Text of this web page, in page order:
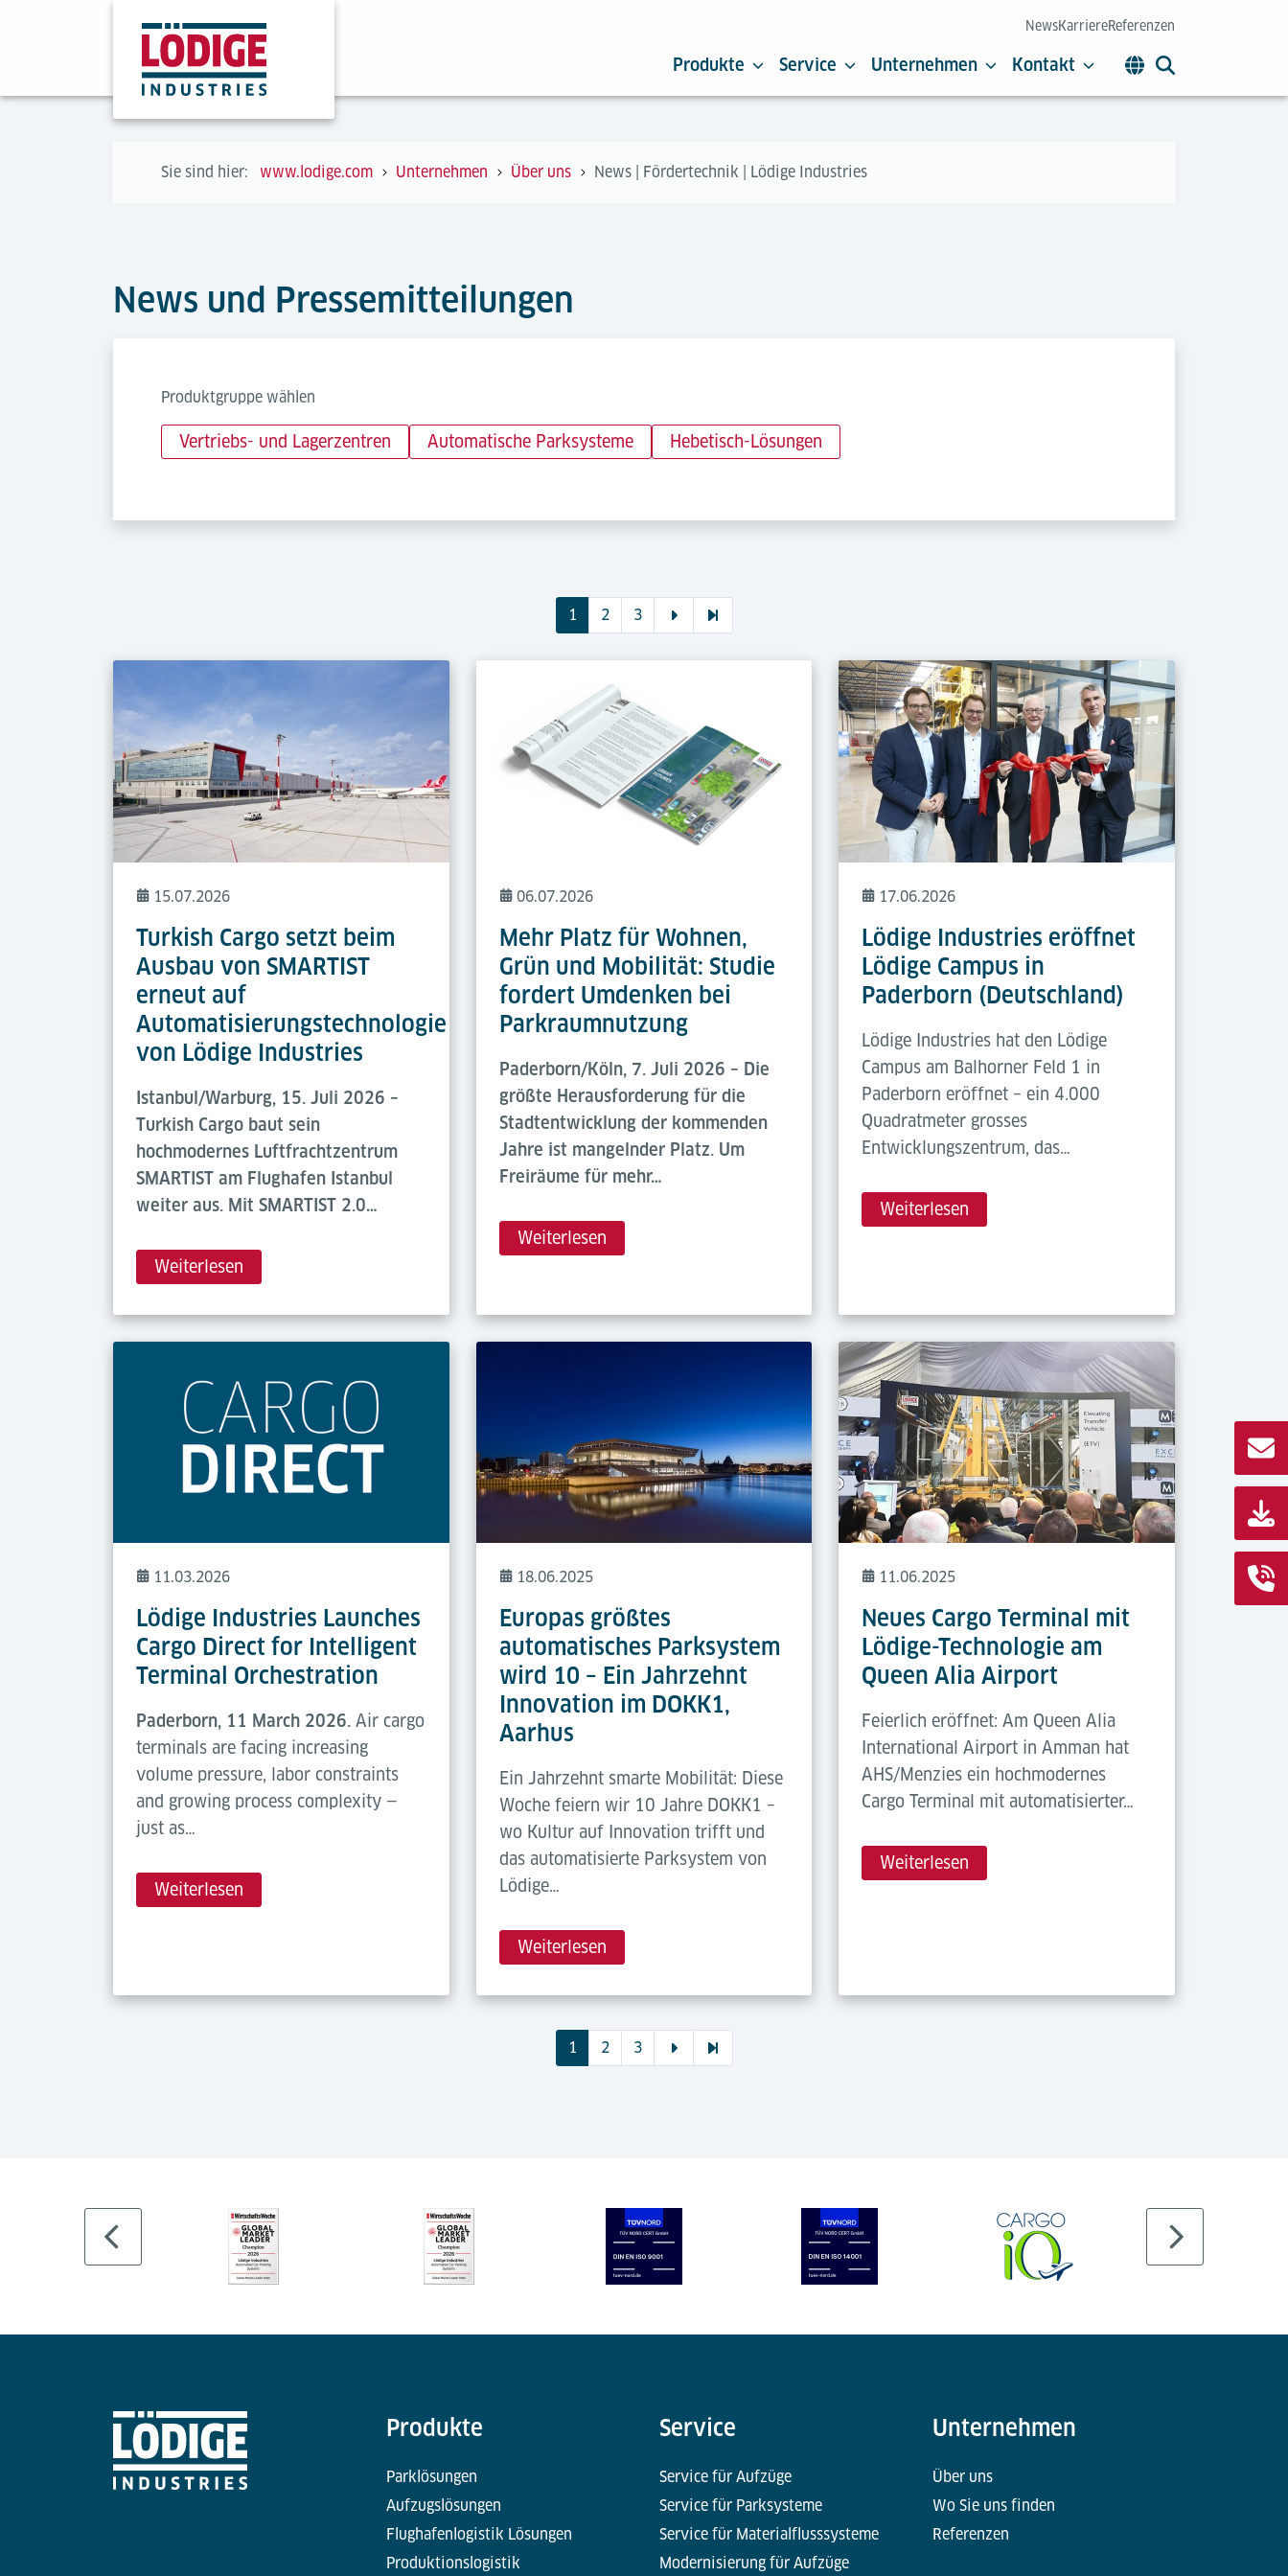
NewsKarriereReferenzen
Produkte Service Unternehmen Kontakt
Sie sind hier: www.lodige.com Unternehmen Über uns News | Fördertechnik | Lödige Industries
News und Pressemitteilungen
Produktgruppe wählen
Vertriebs- und Lagerzentren Automatische Parksysteme Hebetisch-Lösungen
1 2 3
15.07.2026
Turkish Cargo setzt beim
Ausbau von SMARTIST
erneut auf
Automatisierungstechnologie
von Lödige Industries
Istanbul/Warburg, 15. Juli 2026 –
Turkish Cargo baut sein
hochmodernes Luftfrachtzentrum
SMARTIST am Flughafen Istanbul
weiter aus. Mit SMARTIST 2.0…
Weiterlesen
06.07.2026
Mehr Platz für Wohnen,
Grün und Mobilität: Studie
fordert Umdenken bei
Parkraumnutzung
Paderborn/Köln, 7. Juli 2026 – Die
größte Herausforderung für die
Stadtentwicklung der kommenden
Jahre ist mangelnder Platz. Um
Freiräume für mehr…
Weiterlesen
17.06.2026
Lödige Industries eröffnet
Lödige Campus in
Paderborn (Deutschland)
Lödige Industries hat den Lödige
Campus am Balhorner Feld 1 in
Paderborn eröffnet – ein 4.000
Quadratmeter grosses
Entwicklungszentrum, das…
Weiterlesen
11.03.2026
Lödige Industries Launches
Cargo Direct for Intelligent
Terminal Orchestration
Paderborn, 11 March 2026. Air cargo
terminals are facing increasing
volume pressure, labor constraints
and growing process complexity —
just as…
Weiterlesen
18.06.2025
Europas größtes
automatisches Parksystem
wird 10 – Ein Jahrzehnt
Innovation im DOKK1,
Aarhus
Ein Jahrzehnt smarte Mobilität: Diese
Woche feiern wir 10 Jahre DOKK1 –
wo Kultur auf Innovation trifft und
das automatisierte Parksystem von
Lödige…
Weiterlesen
11.06.2025
Neues Cargo Terminal mit
Lödige-Technologie am
Queen Alia Airport
Feierlich eröffnet: Am Queen Alia
International Airport in Amman hat
AHS/Menzies ein hochmodernes
Cargo Terminal mit automatisierter…
Weiterlesen
1 2 3
Produkte
Parklösungen
Aufzugslösungen
Flughafenlogistik Lösungen
Produktionslogistik
Service
Service für Aufzüge
Service für Parksysteme
Service für Materialflusssysteme
Modernisierung für Aufzüge
Unternehmen
Über uns
Wo Sie uns finden
Referenzen